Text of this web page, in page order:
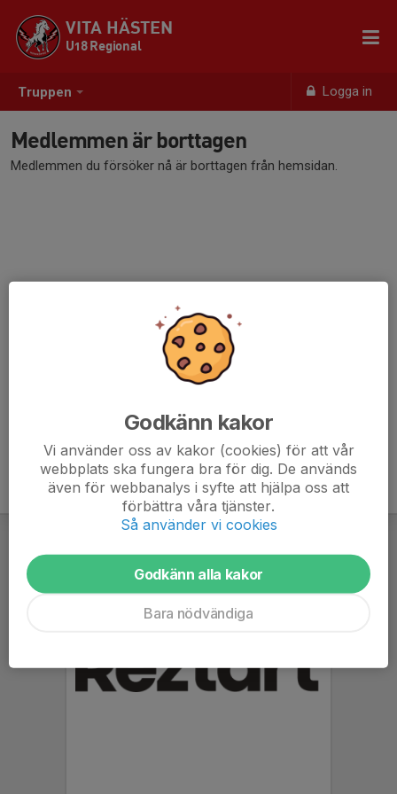
Truppen Logga in
VITA HÄSTEN
U18 Regional
Medlemmen är borttagen
Medlemmen du försöker nå är borttagen från hemsidan.
Godkänn kakor
Vi använder oss av kakor (cookies) för att vår
webbplats ska fungera bra för dig. De används
även för webbanalys i syfte att hjälpa oss att
förbättra våra tjänster.
Så använder vi cookies
Godkänn alla kakor
Bara nödvändiga